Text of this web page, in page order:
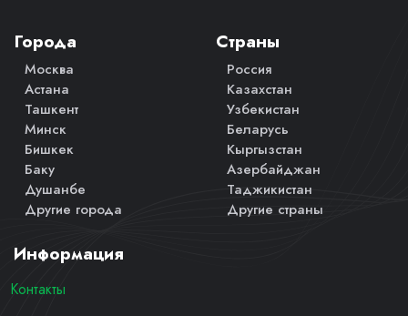
Города
Москва
Астана
Ташкент
Минск
Бишкек
Баку
Душанбе
Другие города
Страны
Россия
Казахстан
Узбекистан
Беларусь
Кыргызстан
Азербайджан
Таджикистан
Другие страны
Информация
Контакты